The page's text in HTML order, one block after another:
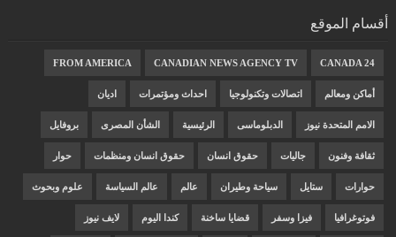
أقسام الموقع
CANADA 24
CANADIAN NEWS AGENCY TV
FROM AMERICA
أماكن ومعالم اتصالات وتكنولوجيا احداث ومؤتمرات اديان
الامم المتحدة نيوز الدبلوماسى الرئيسية الشأن المصرى بروفايل
ثقافة وفنون جاليات حقوق انسان حقوق انسان ومنظمات حوار
حوارات ستايل سياحة وطيران عالم عالم السياسة علوم وبحوث
فوتوغرافيا فيزا وسفر قضايا ساخنة كندا اليوم لايف نيوز